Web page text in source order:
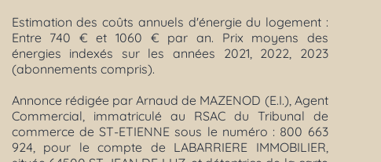
Estimation des coûts annuels d'énergie du logement :
Entre 740 € et 1060 € par an. Prix moyens des
énergies indexés sur les années 2021, 2022, 2023
(abonnements compris).
Annonce rédigée par Arnaud de MAZENOD (E.I.), Agent
Commercial, immatriculé au RSAC du Tribunal de
commerce de ST-ETIENNE sous le numéro : 800 663
924, pour le compte de LABARRIERE IMMOBILIER,